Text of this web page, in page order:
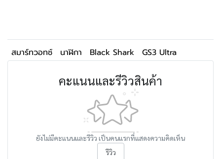
สมาร์ทวอทช์ นาฬิกา Black Shark GS3 Ultra
คะแนนและรีวิวสินค้า
ยังไม่มีคะแนนและรีวิว เป็นคนแรกที่แสดงความคิดเห็น
รีวิว